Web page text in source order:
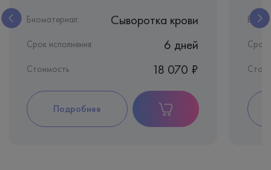
Биоматериал: Сыворотка крови
Срок исполнения: 6 дней
Стоимость 18 070 ₽
Подробнее
Срок